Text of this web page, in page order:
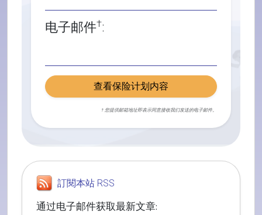
电子邮件†:
查看保险计划内容
† 您提供邮箱地址即表示同意接收我们发送的电子邮件。
訂閱本站 RSS
通过电子邮件获取最新文章: